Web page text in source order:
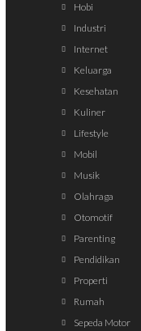
Hobi
Industri
Internet
Keluarga
Kesehatan
Kuliner
Lifestyle
Mobil
Musik
Olahraga
Otomotif
Parenting
Pendidikan
Properti
Rumah
Sepeda Motor